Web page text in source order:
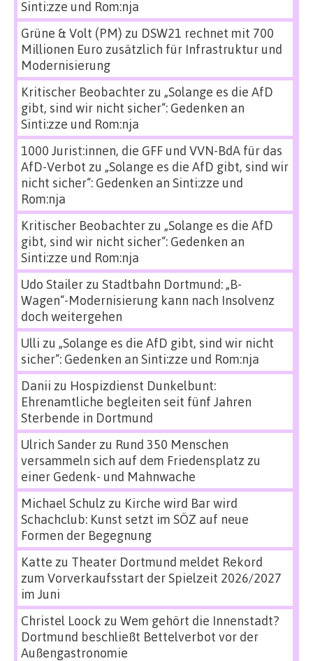
Sinti:zze und Rom:nja
Grüne & Volt (PM) zu DSW21 rechnet mit 700
Millionen Euro zusätzlich für Infrastruktur und
Modernisierung
Kritischer Beobachterzu „Solange es die AfD
gibt, sind wir nicht sicher“: Gedenken an
Sinti:zze und Rom:nja
1000 Jurist:innen, die GFF und VVN-BdA für das
AfD-Verbot zu „Solange es die AfD gibt, sind wir
nicht sicher“: Gedenken an Sinti:zze und
Rom:nja
Kritischer Beobachterzu „Solange es die AfD
gibt, sind wir nicht sicher“: Gedenken an
Sinti:zze und Rom:nja
Udo Stailerzu Stadtbahn Dortmund: „B-
Wagen“-Modernisierung kann nach Insolvenz
doch weitergehen
Ulli zu „Solange es die AfD gibt, sind wir nicht
sicher“: Gedenken an Sinti:zze und Rom:nja
Danii zu Hospizdienst Dunkelbunt:
Ehrenamtliche begleiten seit fünf Jahren
Sterbende in Dortmund
Ulrich Sanderzu Rund 350 Menschen
versammeln sich auf dem Friedensplatz zu
einer Gedenk- und Mahnwache
Michael Schulz zu Kirche wird Bar wird
Schachclub: Kunst setzt im SÖZ auf neue
Formen der Begegnung
Katte zu Theater Dortmund meldet Rekord
zum Vorverkaufsstart der Spielzeit 2026/2027
im Juni
Christel Loock zu Wem gehört die Innenstadt?
Dortmund beschließt Bettelverbot vor der
Außengastronomie